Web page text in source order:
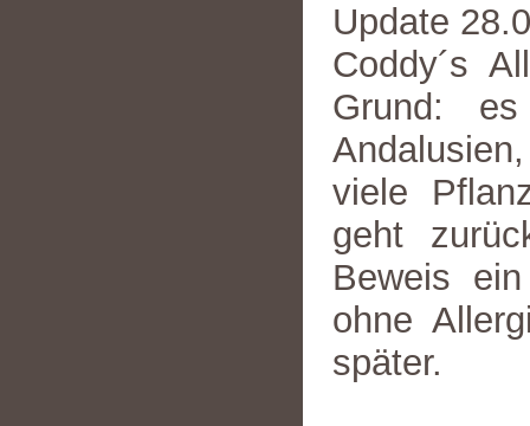
Update
Coddy´s
Grund:
viele
geht
Beweis
ohne
später.